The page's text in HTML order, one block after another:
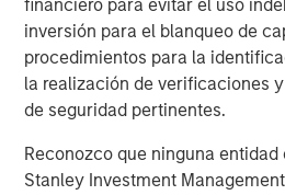
financiero para evitar el uso
inversión para el blanqueo de
procedimientos para la
la realización de verificaciones
de seguridad pertinentes.
Reconozco que ninguna entidad
Stanley Investment
CONSILIENT OBSERVER
Bayes and Base Rates
Guide Our Assessment of
CONSILIENT OBSERVER